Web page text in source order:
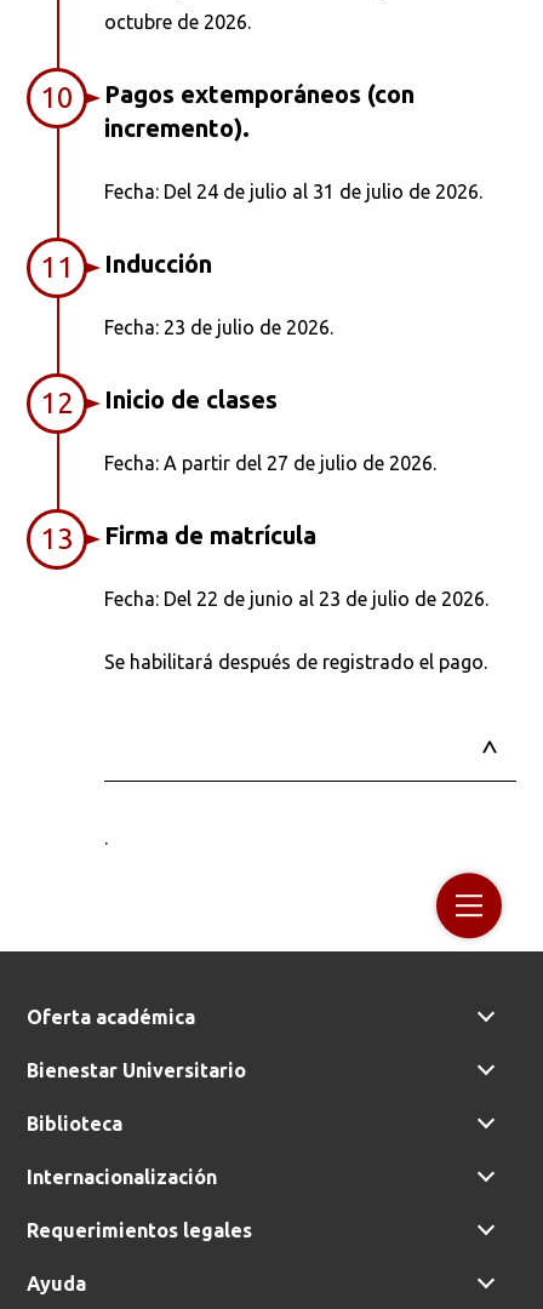
octubre de 2026.
10
Pagos extemporáneos (con
incremento).
Fecha: Del 24 de julio al 31 de julio de 2026.
11 Inducción
Fecha: 23 de julio de 2026.
12 Inicio de clases
Fecha: A partir del 27 de julio de 2026.
13 Firma de matrícula
Fecha: Del 22 de junio al 23 de julio de 2026.
Se habilitará después de registrado el pago.
.
Oferta académica
Bienestar Universitario
Biblioteca
Internacionalización
Requerimientos legales
Ayuda